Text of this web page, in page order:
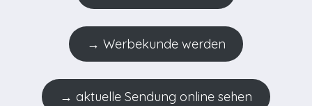
→ Werbekunde werden
→ aktuelle Sendung online sehen